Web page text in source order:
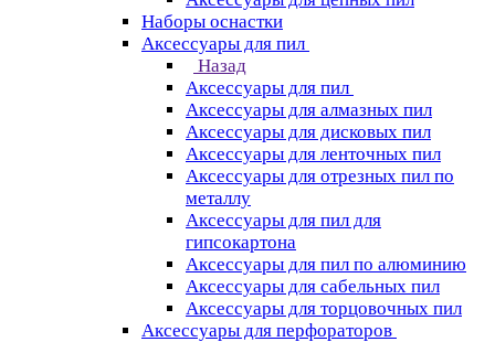
Наборы оснастки
Аксессуары для пил
Назад
Аксессуары для пил
Аксессуары для алмазных пил
Аксессуары для дисковых пил
Аксессуары для ленточных пил
Аксессуары для отрезных пил по
металлу
Аксессуары для пил для
гипсокартона
Аксессуары для пил по алюминию
Аксессуары для сабельных пил
Аксессуары для торцовочных пил
Аксессуары для перфораторов